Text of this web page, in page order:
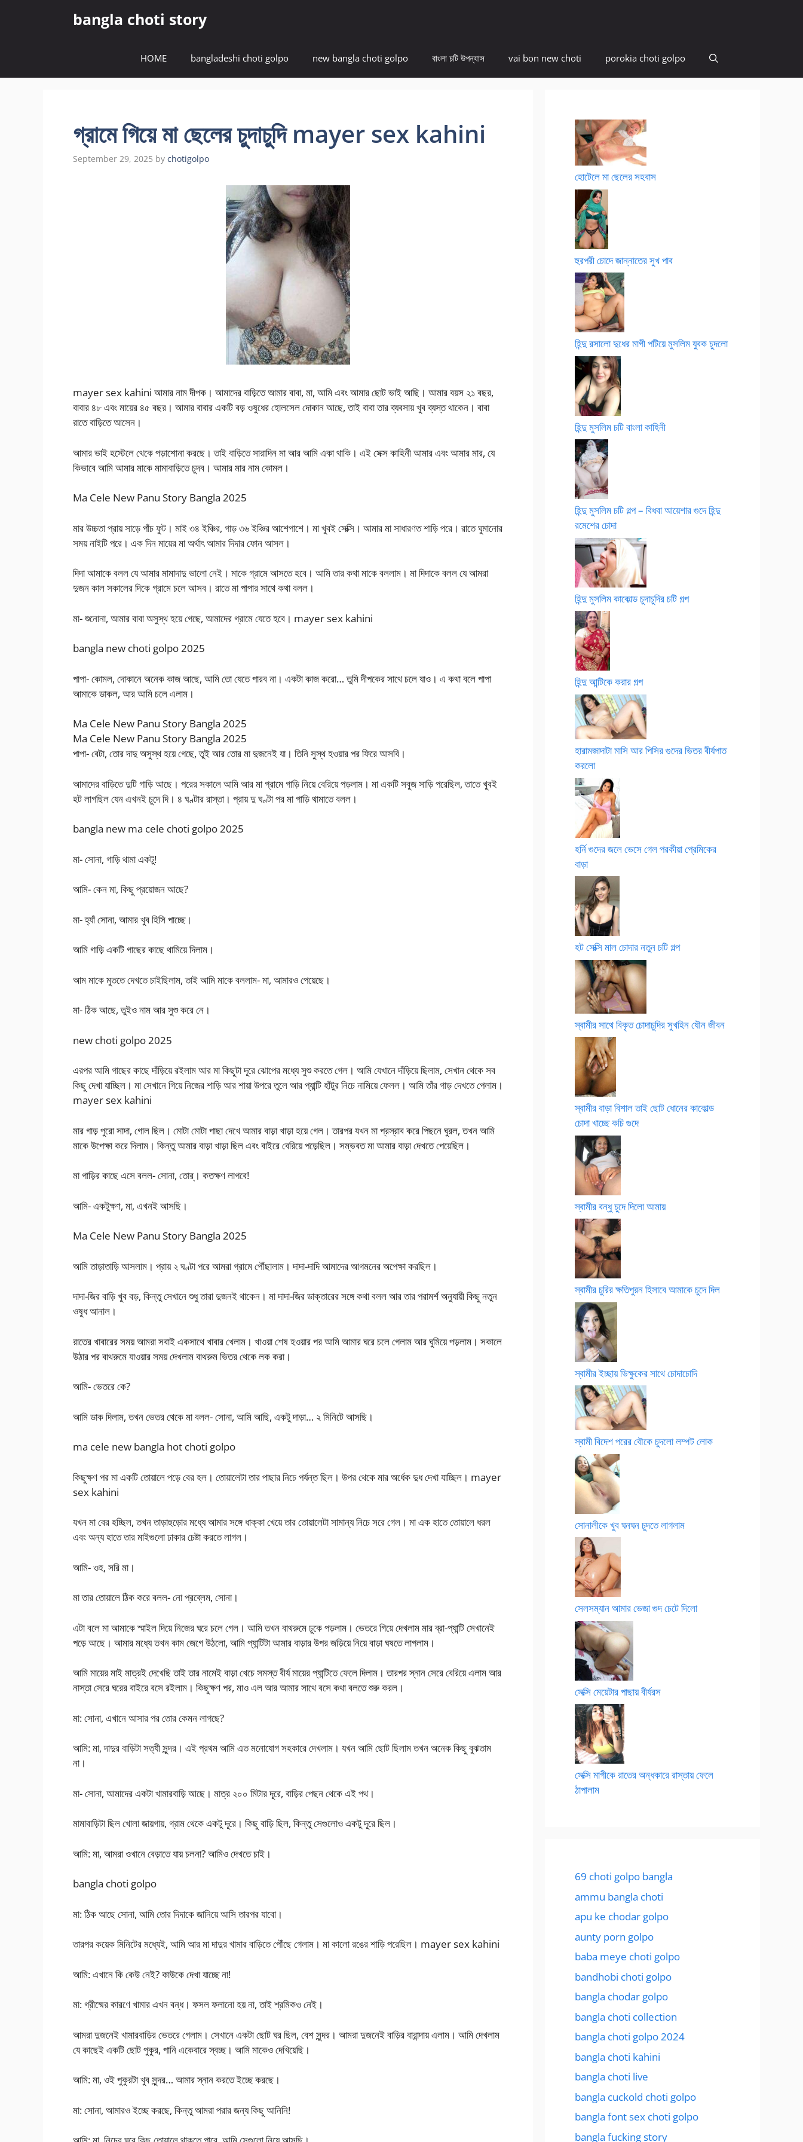
bangla choti story
HOME bangladeshi choti golpo new bangla choti golpo বাংলা চটি উপন্যাস vai bon new choti porokia choti golpo
গ্রামে গিয়ে মা ছেলের চুদাচুদি mayer sex kahini
September 29, 2025 by chotigolpo
mayer sex kahini আমার নাম দীপক। আমাদের বাড়িতে আমার বাবা, মা, আমি এবং আমার ছোট ভাই আছি। আমার বয়স ২১ বছর,
বাবার ৪৮ এবং মায়ের ৪৫ বছর। আমার বাবার একটি বড় ওষুধের হোলসেল দোকান আছে, তাই বাবা তার ব্যবসায় খুব ব্যস্ত থাকেন। বাবা
রাতে বাড়িতে আসেন।
আমার ভাই হস্টেলে থেকে পড়াশোনা করছে। তাই বাড়িতে সারাদিন মা আর আমি একা থাকি। এই সেক্স কাহিনী আমার এবং আমার মার, যে
কিভাবে আমি আমার মাকে মামাবাড়িতে চুদব। আমার মার নাম কোমল।
Ma Cele New Panu Story Bangla 2025
মার উচ্চতা প্রায় সাড়ে পাঁচ ফুট। মাই ৩৪ ইঞ্চির, গাড় ৩৬ ইঞ্চির আশেপাশে। মা খুবই সেক্সি। আমার মা সাধারণত শাড়ি পরে। রাতে ঘুমানোর
সময় নাইটি পরে। এক দিন মায়ের মা অর্থাৎ আমার দিদার ফোন আসল।
দিদা আমাকে বলল যে আমার মামাদাদু ভালো নেই। মাকে গ্রামে আসতে হবে। আমি তার কথা মাকে বললাম। মা দিদাকে বলল যে আমরা
দুজন কাল সকালের দিকে গ্রামে চলে আসব। রাতে মা পাপার সাথে কথা বলল।
মা- শুনোনা, আমার বাবা অসুস্থ হয়ে গেছে, আমাদের গ্রামে যেতে হবে। mayer sex kahini
bangla new choti golpo 2025
পাপা- কোমল, দোকানে অনেক কাজ আছে, আমি তো যেতে পারব না। একটা কাজ করো… তুমি দীপকের সাথে চলে যাও। এ কথা বলে পাপা
আমাকে ডাকল, আর আমি চলে এলাম।
Ma Cele New Panu Story Bangla 2025
Ma Cele New Panu Story Bangla 2025
পাপা- বেটা, তোর দাদু অসুস্থ হয়ে গেছে, তুই আর তোর মা দুজনেই যা। তিনি সুস্থ হওয়ার পর ফিরে আসবি।
আমাদের বাড়িতে দুটি গাড়ি আছে। পরের সকালে আমি আর মা গ্রামে গাড়ি নিয়ে বেরিয়ে পড়লাম। মা একটি সবুজ সাড়ি পরেছিল, তাতে খুবই
হট লাগছিল যেন এখনই চুদে দি। ৪ ঘণ্টার রাস্তা। প্রায় দু ঘণ্টা পর মা গাড়ি থামাতে বলল।
bangla new ma cele choti golpo 2025
মা- সোনা, গাড়ি থামা একটু!
আমি- কেন মা, কিছু প্রয়োজন আছে?
মা- হ্যাঁ সোনা, আমার খুব হিসি পাচ্ছে।
আমি গাড়ি একটি গাছের কাছে থামিয়ে দিলাম।
আম মাকে মুততে দেখতে চাইছিলাম, তাই আমি মাকে বললাম- মা, আমারও পেয়েছে।
মা- ঠিক আছে, তুইও নাম আর সুশু করে নে।
new choti golpo 2025
এরপর আমি গাছের কাছে দাঁড়িয়ে রইলাম আর মা কিছুটা দূরে ঝোপের মধ্যে সুশু করতে গেল। আমি যেখানে দাঁড়িয়ে ছিলাম, সেখান থেকে সব
কিছু দেখা যাচ্ছিল। মা সেখানে গিয়ে নিজের শাড়ি আর শায়া উপরে তুলে আর প্যান্টি হাঁটুর নিচে নামিয়ে ফেলল। আমি তাঁর গাড় দেখতে পেলাম।
mayer sex kahini
মার গাড় পুরো সাদা, গোল ছিল। মোটা মোটা পাছা দেখে আমার বাড়া খাড়া হয়ে গেল। তারপর যখন মা প্রস্রাব করে পিছনে ঘুরল, তখন আমি
মাকে উপেক্ষা করে দিলাম। কিন্তু আমার বাড়া খাড়া ছিল এবং বাইরে বেরিয়ে পড়েছিল। সম্ভবত মা আমার বাড়া দেখতে পেয়েছিল।
মা গাড়ির কাছে এসে বলল- সোনা, তোর্। কতক্ষণ লাগবে!
আমি- একটুক্ষণ, মা, এখনই আসছি।
Ma Cele New Panu Story Bangla 2025
আমি তাড়াতাড়ি আসলাম। প্রায় ২ ঘণ্টা পরে আমরা গ্রামে পৌঁছালাম। দাদা-দাদি আমাদের আগমনের অপেক্ষা করছিল।
দাদা-জির বাড়ি খুব বড়, কিন্তু সেখানে শুধু তারা দুজনই থাকেন। মা দাদা-জির ডাক্তারের সঙ্গে কথা বলল আর তার পরামর্শ অনুযায়ী কিছু নতুন
ওষুধ আনাল।
রাতের খাবারের সময় আমরা সবাই একসাথে খাবার খেলাম। খাওয়া শেষ হওয়ার পর আমি আমার ঘরে চলে গেলাম আর ঘুমিয়ে পড়লাম। সকালে
উঠার পর বাথরুমে যাওয়ার সময় দেখলাম বাথরুম ভিতর থেকে লক করা।
আমি- ভেতরে কে?
আমি ডাক দিলাম, তখন ভেতর থেকে মা বলল- সোনা, আমি আছি, একটু দাড়া… ২ মিনিটে আসছি।
ma cele new bangla hot choti golpo
কিছুক্ষণ পর মা একটি তোয়ালে পড়ে বের হল। তোয়ালেটা তার পাছার নিচে পর্যন্ত ছিল। উপর থেকে মার অর্ধেক দুধ দেখা যাচ্ছিল। mayer
sex kahini
যখন মা বের হচ্ছিল, তখন তাড়াহুড়োর মধ্যে আমার সঙ্গে ধাক্কা খেয়ে তার তোয়ালেটা সামান্য নিচে সরে গেল। মা এক হাতে তোয়ালে ধরল
এবং অন্য হাতে তার মাইগুলো ঢাকার চেষ্টা করতে লাগল।
আমি- ওহ, সরি মা।
মা তার তোয়ালে ঠিক করে বলল- নো প্রব্লেম, সোনা।
এটা বলে মা আমাকে স্মাইল দিয়ে নিজের ঘরে চলে গেল। আমি তখন বাথরুমে ঢুকে পড়লাম। ভেতরে গিয়ে দেখলাম মার ব্রা-প্যান্টি সেখানেই
পড়ে আছে। আমার মধ্যে তখন কাম জেগে উঠলো, আমি প্যান্টিটা আমার বাড়ার উপর জড়িয়ে নিয়ে বাড়া ঘষতে লাগলাম।
আমি মায়ের মাই মাত্রই দেখেছি তাই তার নামেই বাড়া খেচে সমস্ত বীর্য মায়ের প্যান্টিতে ফেলে দিলাম। তারপর স্নান সেরে বেরিয়ে এলাম আর
নাস্তা সেরে ঘরের বাইরে বসে রইলাম। কিছুক্ষণ পর, মাও এল আর আমার সাথে বসে কথা বলতে শুরু করল।
মা: সোনা, এখানে আসার পর তোর কেমন লাগছে?
আমি: মা, দাদুর বাড়িটা সত্যী সুন্দর। এই প্রথম আমি এত মনোযোগ সহকারে দেখলাম। যখন আমি ছোট ছিলাম তখন অনেক কিছু বুঝতাম
না।
মা- সোনা, আমাদের একটা খামারবাড়ি আছে। মাত্র ২০০ মিটার দূরে, বাড়ির পেছন থেকে এই পথ।
মামাবাড়িটা ছিল খোলা জায়গায়, গ্রাম থেকে একটু দূরে। কিছু বাড়ি ছিল, কিন্তু সেগুলোও একটু দূরে ছিল।
আমি: মা, আমরা ওখানে বেড়াতে যায় চলনা? আমিও দেখতে চাই।
bangla choti golpo
মা: ঠিক আছে সোনা, আমি তোর দিদাকে জানিয়ে আসি তারপর যাবো।
তারপর কয়েক মিনিটের মধ্যেই, আমি আর মা দাদুর খামার বাড়িতে পৌঁছে গেলাম। মা কালো রঙের শাড়ি পরেছিল। mayer sex kahini
আমি: এখানে কি কেউ নেই? কাউকে দেখা যাচ্ছে না!
মা: গ্রীষ্মের কারণে খামার এখন বন্ধ। ফসল ফলানো হয় না, তাই শ্রমিকও নেই।
আমরা দুজনেই খামারবাড়ির ভেতরে গেলাম। সেখানে একটা ছোট ঘর ছিল, বেশ সুন্দর। আমরা দুজনেই বাড়ির বারান্দায় এলাম। আমি দেখলাম
যে কাছেই একটি ছোট পুকুর, পানি একেবারে স্বচ্ছ। আমি মাকেও দেখিয়েছি।
আমি: মা, ওই পুকুরটা খুব সুন্দর… আমার স্নান করতে ইচ্ছে করছে।
মা: সোনা, আমারও ইচ্ছে করছে, কিন্তু আমরা পরার জন্য কিছু আনিনি!
হোটেলে মা ছেলের সহবাস
হুরপরী চোদে জান্নাতের সুখ পাব
হিন্দু রসালো দুধের মাগী পটিয়ে মুসলিম যুবক চুদলো
হিন্দু মুসলিম চটি বাংলা কাহিনী
হিন্দু মুসলিম চটি গল্প – বিধবা আয়েশার গুদে হিন্দু
রমেশের চোদা
হিন্দু মুসলিম কাকোল্ড চুদাচুদির চটি গল্প
হিন্দু আন্টিকে করার গল্প
হারামজাদাটা মাসি আর পিসির গুদের ভিতর বীর্যপাত
করলো
হর্নি গুদের জলে ভেসে গেল পরকীয়া প্রেমিকের
বাড়া
হট সেক্সি মাল চোদার নতুন চটি গল্প
স্বামীর সাথে বিকৃত চোদাচুদির সুখহিন যৌন জীবন
স্বামীর বাড়া বিশাল তাই ছোট ধোনের কাকোল্ড
চোদা খাচ্ছে কচি গুদে
স্বামীর বন্ধু চুদে দিলো আমায়
স্বামীর চুরির ক্ষতিপুরন হিসাবে আমাকে চুদে দিল
স্বামীর ইচ্ছায় ভিক্ষুকের সাথে চোদাচোদি
স্বামী বিদেশ পরের বৌকে চুদলো লম্পট লোক
সোনালীকে খুব ঘনঘন চুদতে লাগলাম
সেলসম্যান আমার ভেজা গুদ চেটে দিলো
সেক্সি মেয়েটার পাছায় বীর্যরস
সেক্সি মাগীকে রাতের অন্ধকারে রাস্তায় ফেলে
ঠাপালাম
69 choti golpo bangla
ammu bangla choti
apu ke chodar golpo
aunty porn golpo
baba meye choti golpo
bandhobi choti golpo
bangla chodar golpo
bangla choti collection
bangla choti golpo 2024
bangla choti kahini
bangla choti live
bangla cuckold choti golpo
bangla font sex choti golpo
bangla fucking story